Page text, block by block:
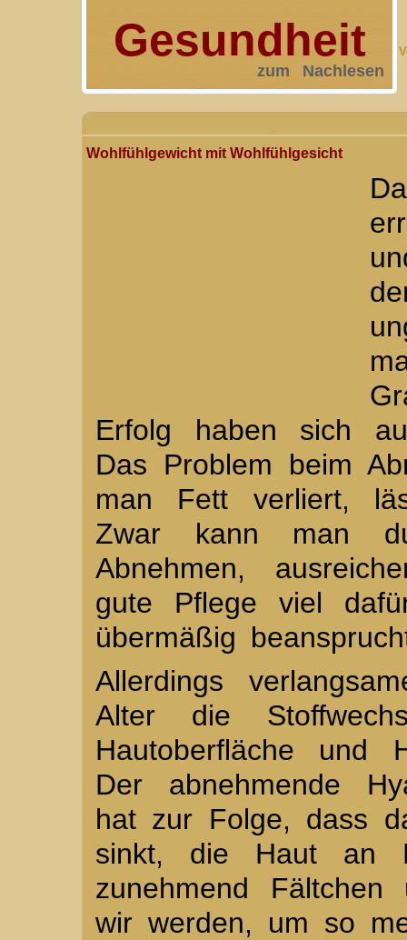
Gesundheit
zum Nachlesen
Wohlfühlgewicht mit Wohlfühlgesicht
Erfolg haben sich
Das Problem beim
man Fett verliert,
Zwar kann man
Abnehmen,
gute Pflege viel
übermäßig
Allerdings
Alter die
Hautoberfläche und
Der abnehmende
hat zur Folge, dass
sinkt, die Haut an
zunehmend
wir werden, um so